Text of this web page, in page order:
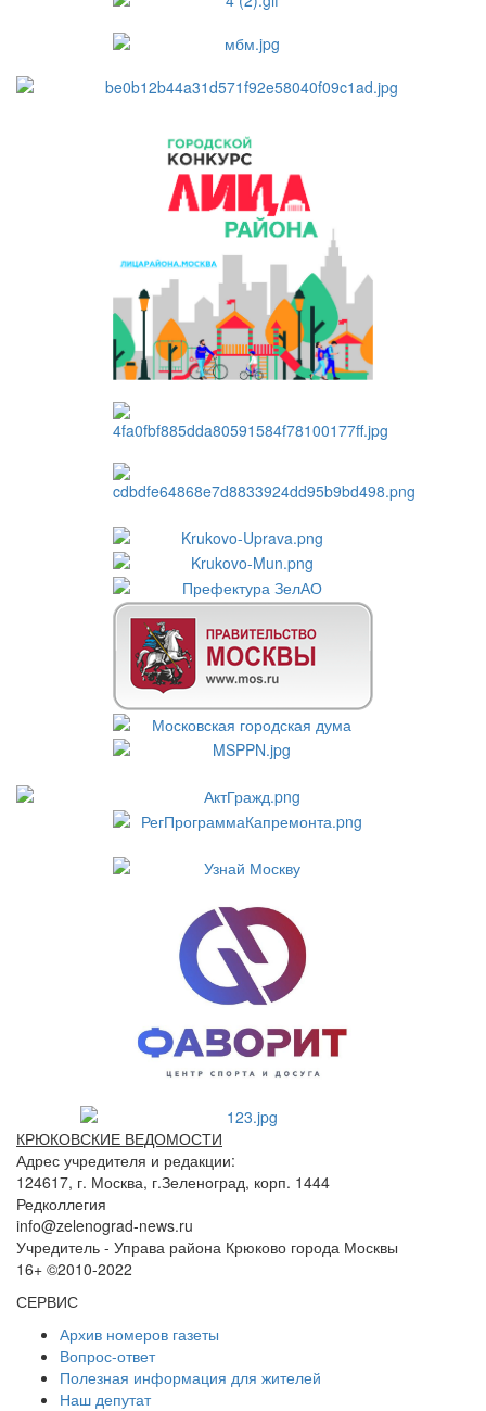
КРЮКОВСКИЕ ВЕДОМОСТИ
Адрес учредителя и редакции:
124617, г. Москва, г.Зеленоград, корп. 1444
Редколлегия
info@zelenograd-news.ru
Учредитель - Управа района Крюково города Москвы
16+ ©2010-2022
СЕРВИС
Архив номеров газеты
Вопрос-ответ
Полезная информация для жителей
Наш депутат